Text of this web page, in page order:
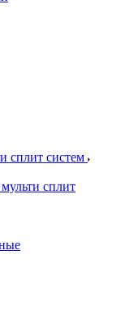
сплит систем
сплит